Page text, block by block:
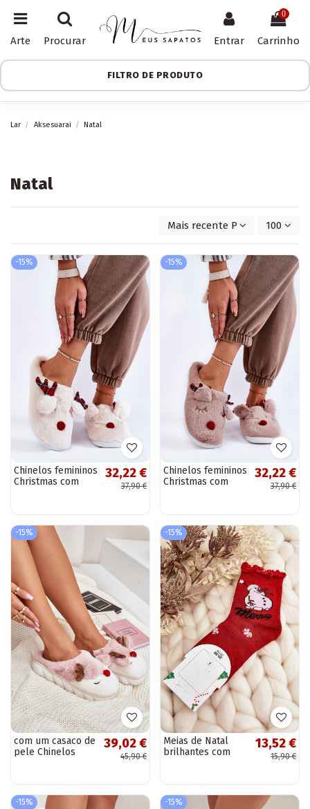
Arte Procurar Entrar
0
Carrinho
FILTRO DE PRODUTO
Lar Aksesuarai Natal
Natal
Mais recente Primeiro100
-15%
Chinelos femininos
Christmas com
32,22 €
37,90 €
-15%
Chinelos femininos
Christmas com
32,22 €
37,90 €
-15%
com um casaco de
pele Chinelos
39,02 €
45,90 €
-15%
Meias de Natal
brilhantes com
13,52 €
15,90 €
-15% -15%